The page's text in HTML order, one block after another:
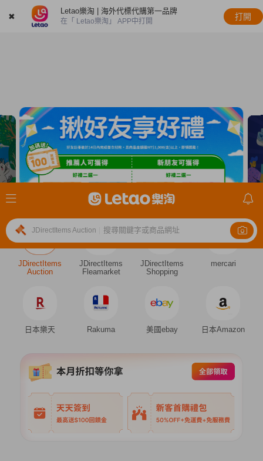
✖
Letao樂淘 | 海外代標代購第一品牌
在「 Letao樂淘」 APP中打開
打開
JDirectItems Auction 搜尋關鍵字或商品網址
JDirectItems
Auction
JDirectItems
Fleamarket
JDirectItems
Shopping
mercari
日本樂天 Rakuma 美國ebay 日本Amazon